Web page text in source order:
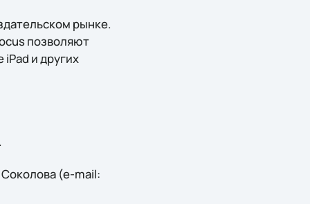
рынке.
позволяют
и других
(e-mail: